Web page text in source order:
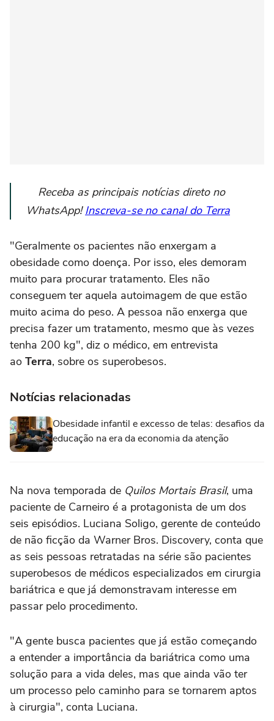
Receba as principais notícias direto no
WhatsApp!Inscreva-se no canal do Terra
"Geralmente os pacientes não enxergam a
obesidade como doença. Por isso, eles demoram
muito para procurar tratamento. Eles não
conseguem ter aquela autoimagem de que estão
muito acima do peso. A pessoa não enxerga que
precisa fazer um tratamento, mesmo que às vezes
tenha 200 kg", diz o médico, em entrevista
ao Terra, sobre os superobesos.
Notícias relacionadas
Obesidade infantil e excesso de telas: desafios da
educação na era da economia da atenção
Na nova temporada de Quilos Mortais Brasil, uma
paciente de Carneiro é a protagonista de um dos
seis episódios. Luciana Soligo, gerente de conteúdo
de não ficção da Warner Bros. Discovery, conta que
as seis pessoas retratadas na série são pacientes
superobesos de médicos especializados em cirurgia
bariátrica e que já demonstravam interesse em
passar pelo procedimento.
"A gente busca pacientes que já estão começando
a entender a importância da bariátrica como uma
solução para a vida deles, mas que ainda vão ter
um processo pelo caminho para se tornarem aptos
à cirurgia", conta Luciana.